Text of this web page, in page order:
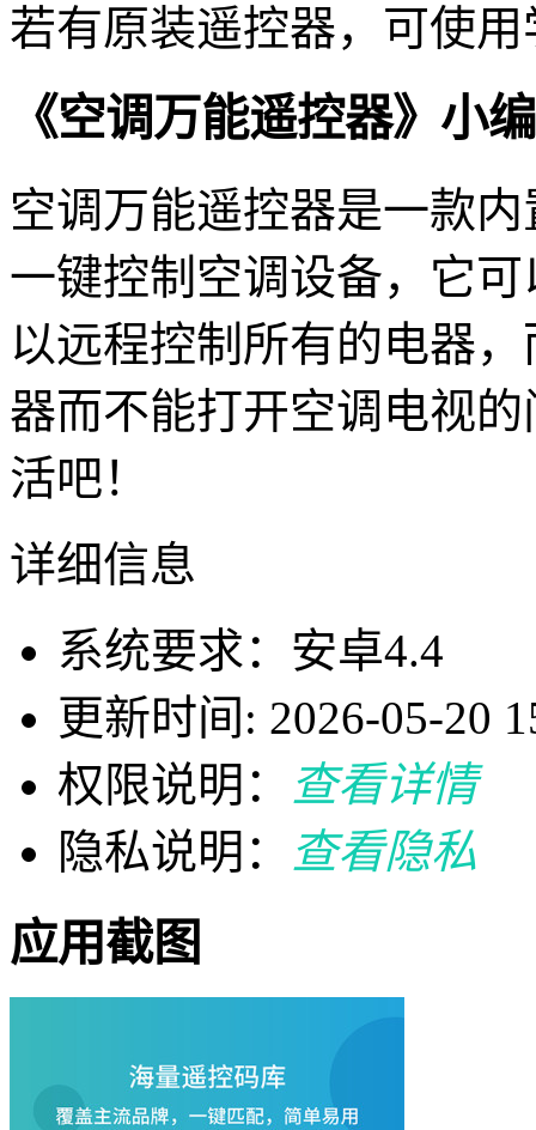
若有原装遥控器，可使
《空调万能遥控器》小
空调万能遥控器是一款
一键控制空调设备，它
以远程控制所有的电器
器而不能打开空调电视
活吧！
详细信息
系统要求：安卓4.4
更新时间: 2026-05-20
权限说明：
查看详情
隐私说明：
查看隐私
应用截图